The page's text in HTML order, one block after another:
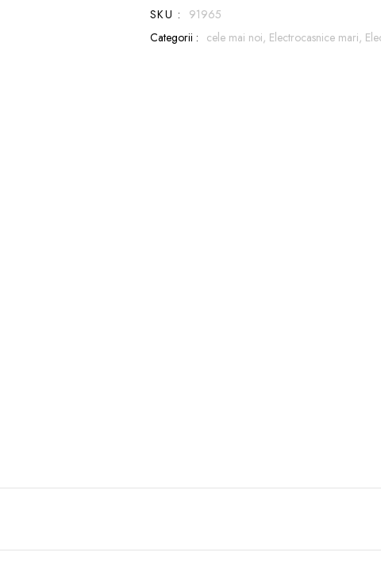
SKU :
91965
Categorii : cele mai noi, Electrocasnice mari,